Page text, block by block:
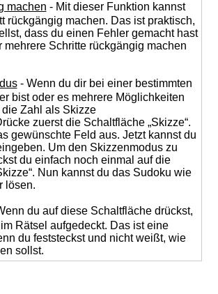
machen - Mit dieser Funktion kannst
rückgängig machen. Das ist praktisch,
dass du einen Fehler gemacht hast
mehrere Schritte rückgängig machen
- Wenn du dir bei einer bestimmten
bist oder es mehrere Möglichkeiten
Zahl als Skizze
zuerst die Schaltfläche „Skizze“.
gewünschte Feld aus. Jetzt kannst du
Um den Skizzenmodus zu
du einfach noch einmal auf die
Nun kannst du das Sudoku wie
lösen.
du auf diese Schaltfläche drückst,
Rätsel aufgedeckt. Das ist eine
du feststeckst und nicht weißt, wie
sollst.